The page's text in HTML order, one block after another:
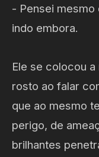
- Pensei mesmo
indo embora.
Ele se colocou
rosto ao falar
que ao mesmo
perigo, de
brilhantes